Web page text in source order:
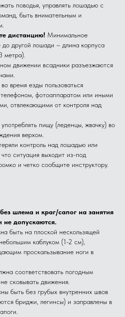
поводья, управлять лошадью с
быть внимательным и
дистанцию! Минимальное
до другой лошади – длина корпуса
метра).
движении всадники разъезжаются
время езды пользоваться
фотоаппаратом или иными
отвлекающими от контроля над
пищу (леденцы, жвачку) во
верхом.
контроль над лошадью или
что ситуация выходит из-под
и четко сообщите инструктору.
шлема и краг/сапог на занятия
не допускаются.
быть на плоской нескользящей
каблуком (1-2 см),
проскальзывание ноги в
соответствовать погодным
сковывать движения.
быть без грубых внутренних швов
бриджи, легинсы) и заправлены в